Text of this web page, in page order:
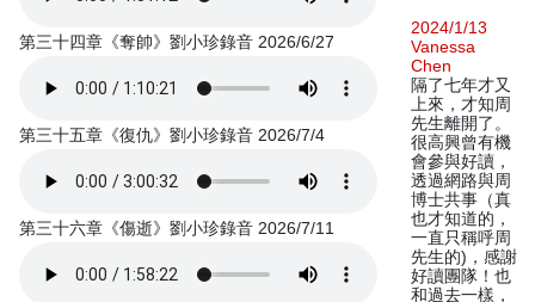
第三十四章《奪帥》劉小珍錄音 2026/6/27
第三十五章《復仇》劉小珍錄音 2026/7/4
第三十六章《傷逝》劉小珍錄音 2026/7/11
2024/1/13
Vanessa
Chen
隔了七年才又
上來，才知周
先生離開了。
很高興曾有機
會參與好讀，
透過網路與周
博士共事（真
也才知道的，
一直只稱呼周
先生的)，感謝
好讀團隊！也
和過去一樣，